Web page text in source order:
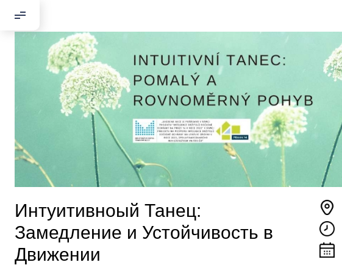
Интуитивноый Танец:
Замедление и Устойчивость в
Движении